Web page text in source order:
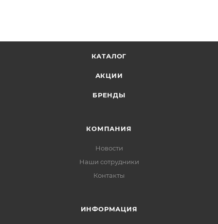
КАТАЛОГ
АКЦИИ
БРЕНДЫ
КОМПАНИЯ
Новости
Наши сотрудники
Контакты
ИНФОРМАЦИЯ